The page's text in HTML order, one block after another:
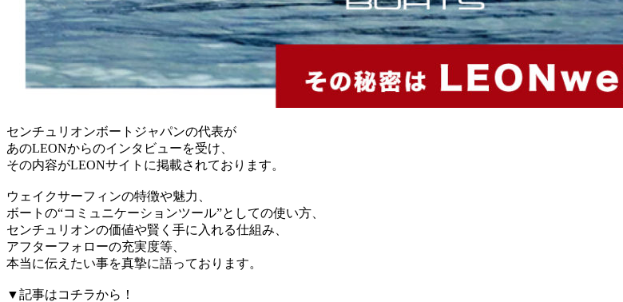
センチュリオンボートジャパンの代表が
あのLEONからのインタビューを受け、
その内容がLEONサイトに掲載されております。
ウェイクサーフィンの特徴や魅力、
ボートの“コミュニケーションツール”としての使い方、
センチュリオンの価値や賢く手に入れる仕組み、
アフターフォローの充実度等、
本当に伝えたい事を真摯に語っております。
▼記事はコチラから！